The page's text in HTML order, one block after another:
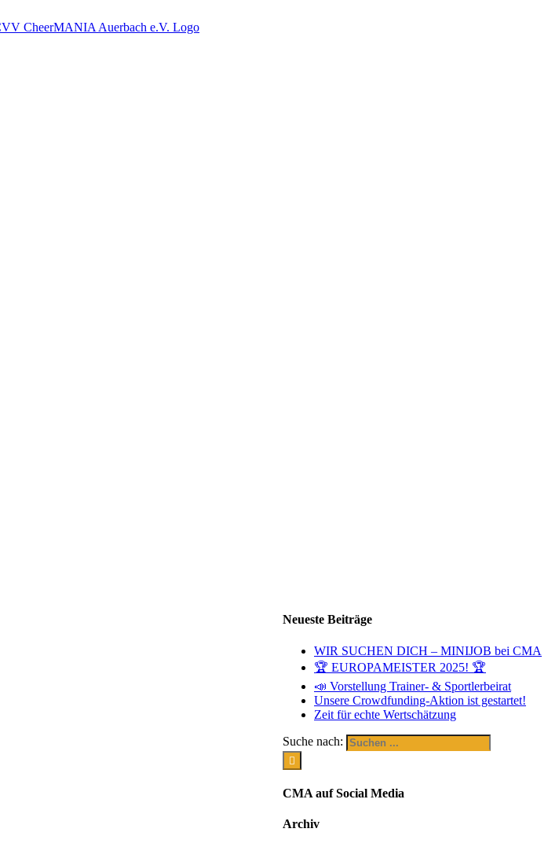
Neueste Beiträge
WIR SUCHEN DICH – MINIJOB bei CMA
🏆 EUROPAMEISTER 2025! 🏆
📣 Vorstellung Trainer- & Sportlerbeirat
Unsere Crowdfunding-Aktion ist gestartet!
Zeit für echte Wertschätzung
Suche nach:
CMA auf Social Media
Archiv